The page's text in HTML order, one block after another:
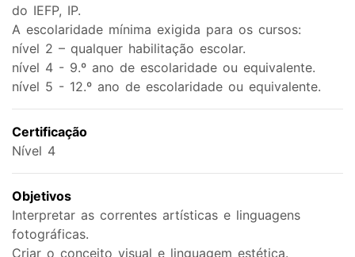
do IEFP, IP.
A escolaridade mínima exigida para os cursos:
nível 2 – qualquer habilitação escolar.
nível 4 - 9.º ano de escolaridade ou equivalente.
nível 5 - 12.º ano de escolaridade ou equivalente.
Certificação
Nível 4
Objetivos
Interpretar as correntes artísticas e linguagens
fotográficas.
Criar o conceito visual e linguagem estética.